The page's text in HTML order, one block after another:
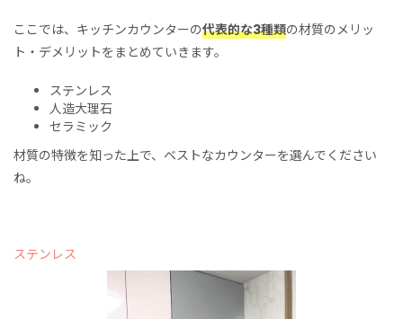
ここでは、キッチンカウンターの代表的な3種類の材質のメリッ
ト・デメリットをまとめていきます。
ステンレス
人造大理石
セラミック
材質の特徴を知った上で、ベストなカウンターを選んでください
ね。
ステンレス